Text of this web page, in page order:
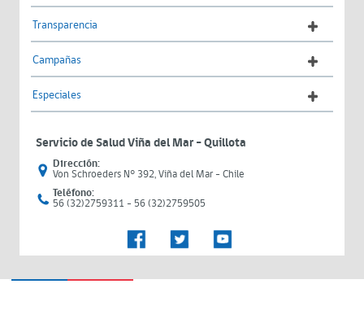
Transparencia
Campañas
Especiales
Servicio de Salud Viña del Mar – Quillota
Dirección:
Von Schroeders N° 392, Viña del Mar - Chile
Teléfono:
56 (32)2759311 - 56 (32)2759505